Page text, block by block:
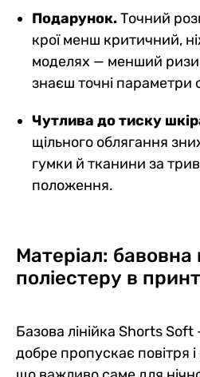
Подарунок.Точний
крої менш критичний,
моделях — менший
знаєш точні параметри
Чутлива до тиску
щільного облягання
гумки й тканини за
положення.
Матеріал: бавовна
поліестеру в
Базова лінійка Shorts
добре пропускає повітря